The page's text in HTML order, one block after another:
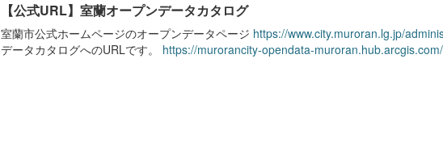
【公式URL】室蘭オープンデータカタログ
室蘭市公式ホームページのオープンデータページ https://www.city.muroran.lg.jp/
データカタログへのURLです。 https://murorancity-opendata-muroran.hub.arcgis.com/